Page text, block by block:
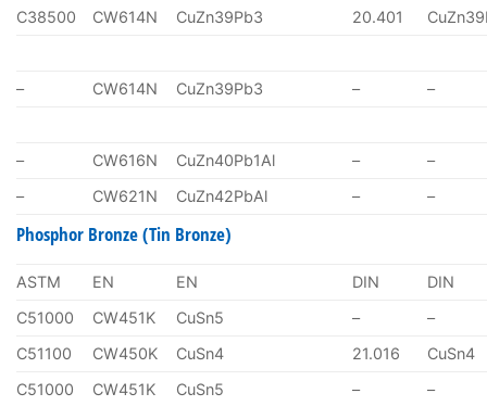
C38500
CW614N CuZn39Pb3 20.401
– CW614N CuZn39Pb3 – –
– CW616N CuZn40Pb1Al –
–
–
CW621N CuZn42PbAl – –
Phosphor Bronze (Tin Bronze)
ASTM EN EN DIN
DIN
C51000
CW451K CuSn5 –
–
C51100
CW450K CuSn4 21.016
CuSn4
C51000
CW451K CuSn5 –
–